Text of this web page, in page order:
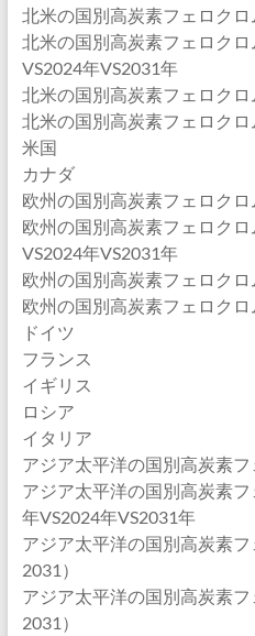
北米の国別高炭素フェロクロ
北米の国別高炭素フェロク
VS2024年VS2031年
北米の国別高炭素フェロクロ
北米の国別高炭素フェロクロ
米国
カナダ
欧州の国別高炭素フェロクロ
欧州の国別高炭素フェロク
VS2024年VS2031年
欧州の国別高炭素フェロクロ
欧州の国別高炭素フェロクロ
ドイツ
フランス
イギリス
ロシア
イタリア
アジア太平洋の国別高炭素
アジア太平洋の国別高炭素
年VS2024年VS2031年
アジア太平洋の国別高炭素
2031）
アジア太平洋の国別高炭素
2031）